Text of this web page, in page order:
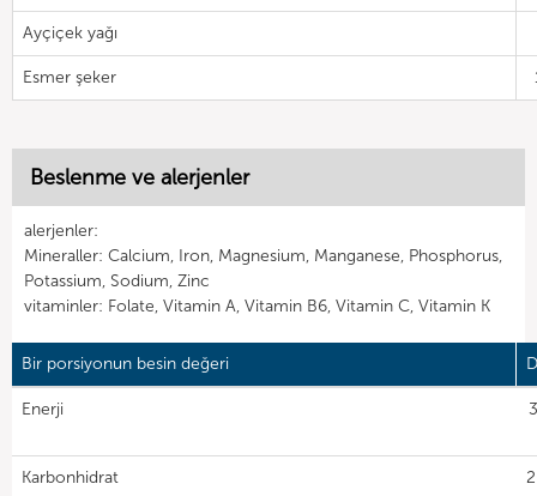
Ayçiçek yağı
Esmer şeker
Beslenme ve alerjenler
alerjenler:
Mineraller: Calcium, Iron, Magnesium, Manganese, Phosphorus,
Potassium, Sodium, Zinc
vitaminler: Folate, Vitamin A, Vitamin B6, Vitamin C, Vitamin K
Bir porsiyonun besin değeri
Enerji
Karbonhidrat